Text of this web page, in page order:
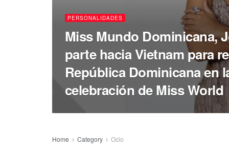
PERSONALIDADES
Miss Mundo Dominicana,
parte hacia Vietnam para
República Dominicana en
celebración de Miss World
Home Category Ocio